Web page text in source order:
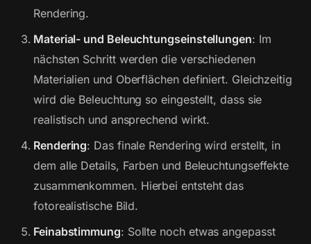
Rendering.
Material- und Beleuchtungseinstellungen: Im
nächsten Schritt werden die verschiedenen
Materialien und Oberflächen definiert. Gleichzeitig
wird die Beleuchtung so eingestellt, dass sie
realistisch und ansprechend wirkt.
Rendering: Das finale Rendering wird erstellt, in
dem alle Details, Farben und Beleuchtungseffekte
zusammenkommen. Hierbei entsteht das
fotorealistische Bild.
Feinabstimmung: Sollte noch etwas angepasst